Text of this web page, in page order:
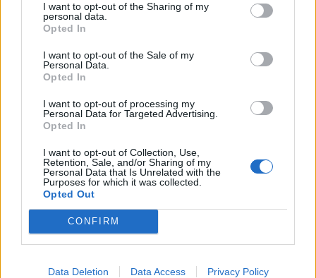
I want to opt-out of the Sharing of my
personal data.
Opted In
I want to opt-out of the Sale of my
Personal Data.
Opted In
I want to opt-out of processing my
Personal Data for Targeted Advertising.
Opted In
I want to opt-out of Collection, Use,
Retention, Sale, and/or Sharing of my
Personal Data that Is Unrelated with the
Purposes for which it was collected.
Opted Out
CONFIRM
Data Deletion Data Access Privacy Policy
Hoy 8 de agosto es:
Dia Internacional del Gato (por
8 de agosto de 2026